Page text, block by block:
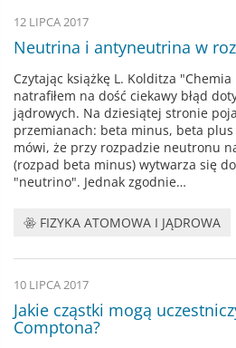
12 LIPCA 2017
Neutrina i antyneutrina w
Czytając książkę L. Kolditza
natrafiłem na dość ciekawy błąd
jądrowych. Na dziesiątej stronie
przemianach: beta minus, beta plus
mówi, że przy rozpadzie neutronu
(rozpad beta minus) wytwarza się
"neutrino". Jednak zgodnie…
FIZYKA ATOMOWA I JĄDROWA
10 LIPCA 2017
Jakie cząstki mogą
Comptona?